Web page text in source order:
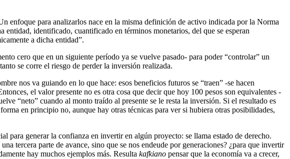
enfoque para analizarlos nace en la misma definición de activo indicada por la Norma
identificado, cuantificado en términos monetarios, del que se esperan
a dicha entidad”.
cero que en un siguiente período ya se vuelve pasado- para poder “controlar” un
se corre el riesgo de perder la inversión realizada.
nos va guiando en lo que hace: esos beneficios futuros se “traen” -se hacen
el valor presente no es otra cosa que decir que hoy 100 pesos son equivalentes -
“neto” cuando al monto traído al presente se le resta la inversión. Si el resultado es
en principio no, aunque hay otras técnicas para ver si hubiera otras posibilidades,
para generar la confianza en invertir en algún proyecto: se llama estado de derecho.
tercera parte de avance, sino que se nos endeude por generaciones? ¿para que invertir
hay muchos ejemplos más. Resulta kafkiano pensar que la economía va a crecer,